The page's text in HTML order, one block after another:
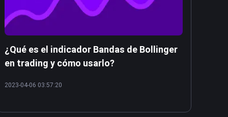
¿Qué es el indicador Bandas de Bollinger
en trading y cómo usarlo?
2023-04-06 03:57:20